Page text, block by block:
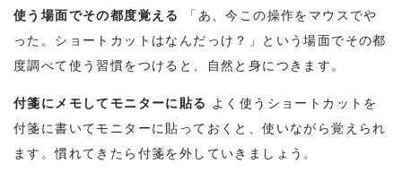
使う場面でその都度覚える
「あ、今この操作をマウスでや
った。ショートカットはなんだっけ？」という場面でその都
度調べて使う習慣をつけると、自然と身につきます。
付箋にメモしてモニターに貼る
よく使うショートカットを
付箋に書いてモニターに貼っておくと、使いながら覚えられ
ます。慣れてきたら付箋を外していきましょう。